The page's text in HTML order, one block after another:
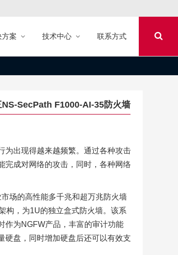
方案 技术中心 联系方式
SecPath F1000-AI-35防火墙
为出现得越来越频繁。通过各种攻击
完成对网络的攻击，同时，各种网络
场的高性能多千兆和超万兆防火墙
构，为1U的独立盒式防火墙。该系
作为NGFW产品，丰富的审计功能
硬盘，同时增加硬盘后还可以有效支